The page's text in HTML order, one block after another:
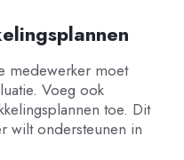
medewerker moet
Voeg ook
toe. Dit
wilt ondersteunen in